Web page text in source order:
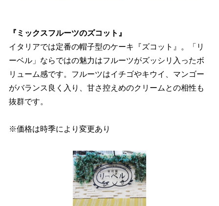
『ミックスフルーツのズコット』
イタリアでは定番の帽子型のケーキ『ズコット』。「リ
ーベル」ならではの魅力はフルーツがズッシリ入ったボ
リューム感です。フルーツはイチゴやキウイ、マンゴー
がバランス良く入り、甘さ控えめのクリームとの相性も
抜群です。
※価格は時季により変更あり